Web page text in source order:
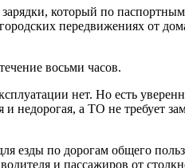
который по
передвижениях от
восьми часов.
нет. Но есть
недорогая, а ТО не требует
езды по дорогам общего
и пассажиров от